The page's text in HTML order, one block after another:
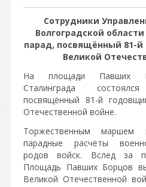
Сотрудники
Волгоградской
парад, посвящённый 81-
Великой
На площади Павших
Сталинграда
посвящённый 81-й
Отечественной войне.
Торжественным
парадные расчёты
родов войск. Вслед за
Площадь Павших Борцов
Великой Отечественной